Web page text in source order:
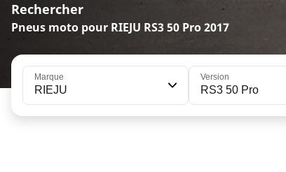
Rechercher
Pneus moto pour RIEJU RS3 50 Pro 2017
Marque
RIEJU
Version
RS3 50 Pro